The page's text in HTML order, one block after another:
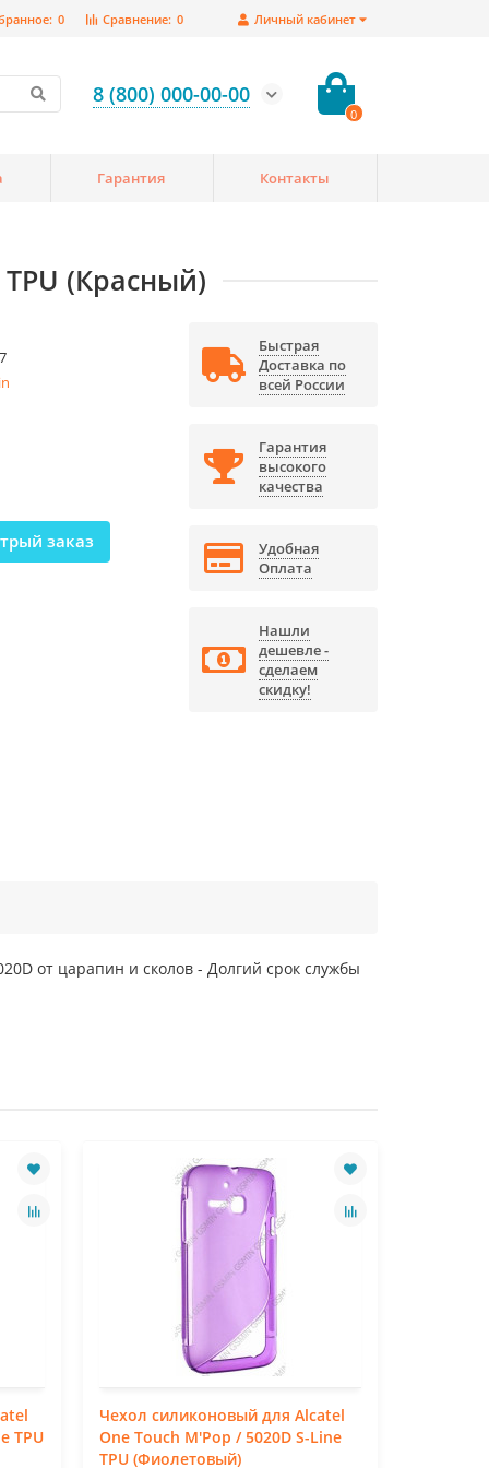
Личный кабинет
Сравнение: 0
0
8 (800) 000-00-00
0
Гарантия Контакты
(Красный)
заказ
Быстрая
Доставка по
всей России
Гарантия
высокого
качества
Удобная
Оплата
Нашли
дешевле -
сделаем
скидку!
от царапин и сколов - Долгий срок службы
TPU
Чехол силиконовый для Alcatel
One Touch M'Pop / 5020D S-Line
TPU (Фиолетовый)